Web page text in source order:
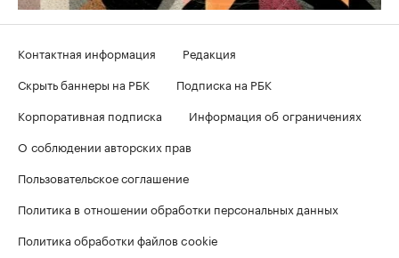
Контактная информация
Редакция
Скрыть баннеры на РБК
Подписка на РБК
Корпоративная подписка
Информация об ограничениях
О соблюдении авторских прав
Пользовательское соглашение
Политика в отношении обработки персональных данных
Политика обработки файлов cookie